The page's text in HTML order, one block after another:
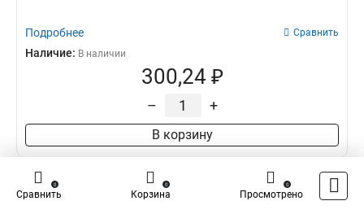
Подробнее Сравнить
Наличие: В наличии
300,24 ₽
– +
В корзину
Сравнить
0
Корзина
0
Просмотрено
0